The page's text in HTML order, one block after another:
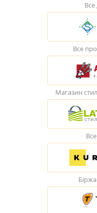
Все
Магазин